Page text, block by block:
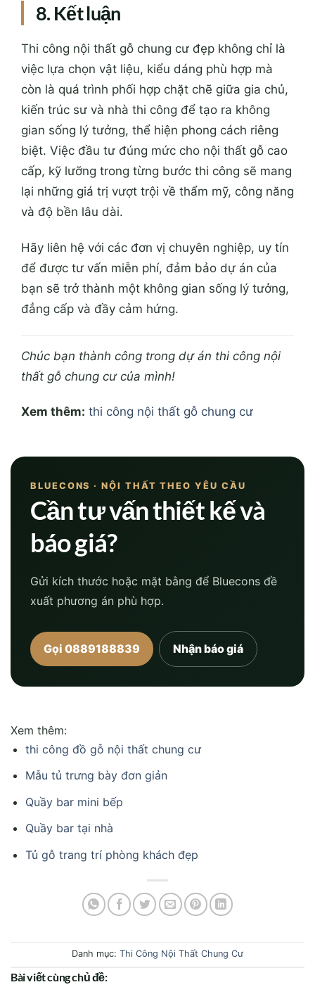
8. Kết luận
Thi công nội thất gỗ chung cư đẹp không chỉ là
việc lựa chọn vật liệu, kiểu dáng phù hợp mà
còn là quá trình phối hợp chặt chẽ giữa gia chủ,
kiến trúc sư và nhà thi công để tạo ra không
gian sống lý tưởng, thể hiện phong cách riêng
biệt. Việc đầu tư đúng mức cho nội thất gỗ cao
cấp, kỹ lưỡng trong từng bước thi công sẽ mang
lại những giá trị vượt trội về thẩm mỹ, công năng
và độ bền lâu dài.
Hãy liên hệ với các đơn vị chuyên nghiệp, uy tín
để được tư vấn miễn phí, đảm bảo dự án của
bạn sẽ trở thành một không gian sống lý tưởng,
đẳng cấp và đầy cảm hứng.
Chúc bạn thành công trong dự án thi công nội
thất gỗ chung cư của mình!
Xem thêm: thi công nội thất gỗ chung cư
BLUECONS · NỘI THẤT THEO YÊU CẦU
Cần tư vấn thiết kế và
báo giá?
Gửi kích thước hoặc mặt bằng để Bluecons đề
xuất phương án phù hợp.
Gọi 0889188839 Nhận báo giá
Xem thêm:
thi công đồ gỗ nội thất chung cư
Mẫu tủ trưng bày đơn giản
Quầy bar mini bếp
Quầy bar tại nhà
Tủ gỗ trang trí phòng khách đẹp
Danh mục: Thi Công Nội Thất Chung Cư
Bài viết cùng chủ đề: